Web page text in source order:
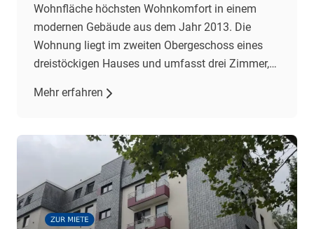
Wohnfläche höchsten Wohnkomfort in einem
modernen Gebäude aus dem Jahr 2013. Die
Wohnung liegt im zweiten Obergeschoss eines
dreistöckigen Hauses und umfasst drei Zimmer,
Wohnzimmer mit offener Einbauküche. Der
Ausstattung, darunter Fliesenböden und eine
Fußbodenheizung. Eine Klimaanlage im
Wohnzimmer […]
Mehr erfahren